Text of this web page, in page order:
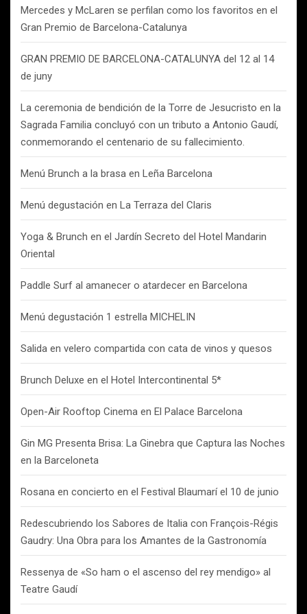
Mercedes y McLaren se perfilan como los favoritos en el
Gran Premio de Barcelona-Catalunya
GRAN PREMIO DE BARCELONA-CATALUNYA del 12 al 14
de juny
La ceremonia de bendición de la Torre de Jesucristo en la
Sagrada Familia concluyó con un tributo a Antonio Gaudí,
conmemorando el centenario de su fallecimiento.
Menú Brunch a la brasa en Leña Barcelona
Menú degustación en La Terraza del Claris
Yoga & Brunch en el Jardín Secreto del Hotel Mandarin
Oriental
Paddle Surf al amanecer o atardecer en Barcelona
Menú degustación 1 estrella MICHELIN
Salida en velero compartida con cata de vinos y quesos
Brunch Deluxe en el Hotel Intercontinental 5*
Open-Air Rooftop Cinema en El Palace Barcelona
Gin MG Presenta Brisa: La Ginebra que Captura las Noches
en la Barceloneta
Rosana en concierto en el Festival Blaumarí el 10 de junio
Redescubriendo los Sabores de Italia con François-Régis
Gaudry: Una Obra para los Amantes de la Gastronomía
Ressenya de «So ham o el ascenso del rey mendigo» al
Teatre Gaudí